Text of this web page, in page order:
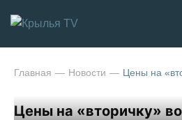
Главная Новости Цены на
Цены на «вторичку»